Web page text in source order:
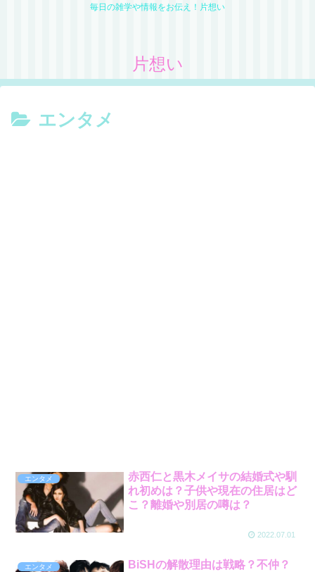
毎日の雑学や情報をお伝え！片想い
片想い
エンタメ
エンタメ
赤西仁と黒木メイサの結婚式や馴
れ初めは？子供や現在の住居はど
こ？離婚や別居の噂は？
2022.07.01
エンタメ
BiSHの解散理由は戦略？不仲？